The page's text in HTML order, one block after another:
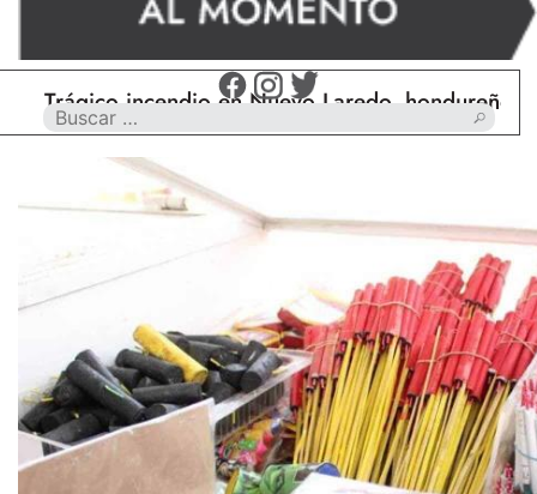
incendio en Nuevo Laredo, hondureño muere